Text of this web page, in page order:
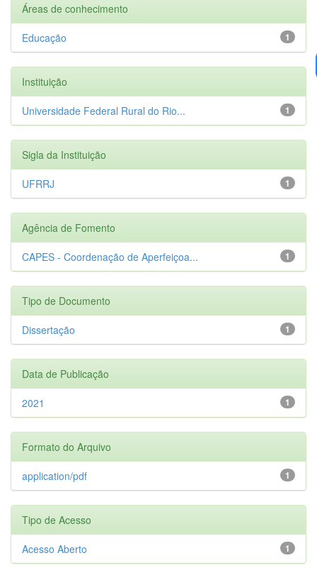
Áreas de conhecimento
1
Educação
Instituição
1
Universidade Federal Rural do Rio...
Sigla da Instituição
1
UFRRJ
Agência de Fomento
1
CAPES - Coordenação de Aperfeiçoa...
Tipo de Documento
1
Dissertação
Data de Publicação
1
2021
Formato do Arquivo
1
application/pdf
Tipo de Acesso
1
Acesso Aberto